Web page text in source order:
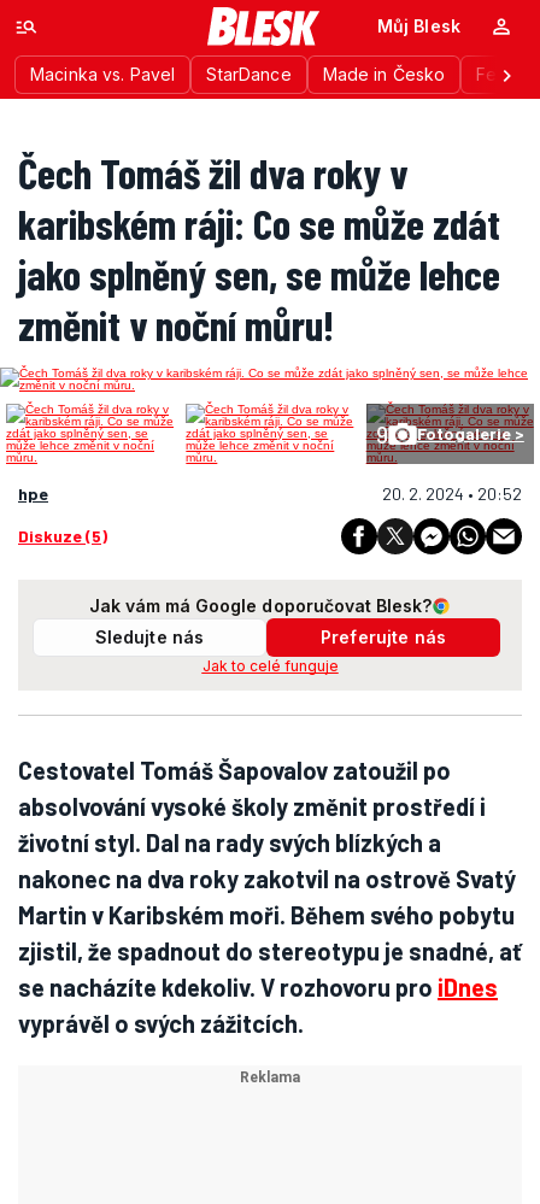
Macinka vs. Pavel StarDance Made in Česko
Můj Blesk
Čech Tomáš žil dva roky v
karibském ráji: Co se může zdát
jako splněný sen, se může lehce
změnit v noční můru!
9 Fotogalerie >
hpe 20. 2. 2024 • 20:52
Diskuze (5)
Jak vám má Google doporučovat Blesk?
Sledujte nás
Preferujte nás
Jak to celé funguje
Cestovatel Tomáš Šapovalov zatoužil po
absolvování vysoké školy změnit prostředí i
životní styl. Dal na rady svých blízkých a
nakonec na dva roky zakotvil na ostrově Svatý
Martin v Karibském moři. Během svého pobytu
zjistil, že spadnout do stereotypu je snadné, ať
se nacházíte kdekoliv. V rozhovoru pro iDnes
vyprávěl o svých zážitcích.